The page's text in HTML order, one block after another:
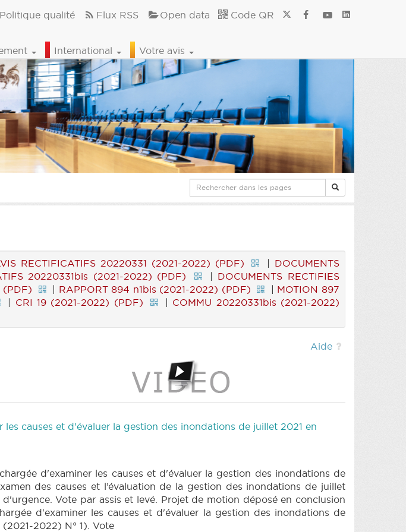
qualité Flux RSS Open data Code QR
International Votre avis
RECTIFICATIFS 20220331 (2021-2022) (PDF) | DOCUMENTS
20220331bis (2021-2022) (PDF) | DOCUMENTS RECTIFIES
(PDF) | RAPPORT 894 n1bis (2021-2022) (PDF) | MOTION 897
| CRI 19 (2021-2022) (PDF) | COMMU 20220331bis (2021-2022)
Aide
causes et d'évaluer la gestion des inondations de juillet 2021 en
d'examiner les causes et d'évaluer la gestion des inondations de
des causes et l’évaluation de la gestion des inondations de juillet
Vote par assis et levé. Projet de motion déposé en conclusion
d'examiner les causes et d'évaluer la gestion des inondations de
2022) N° 1). Vote